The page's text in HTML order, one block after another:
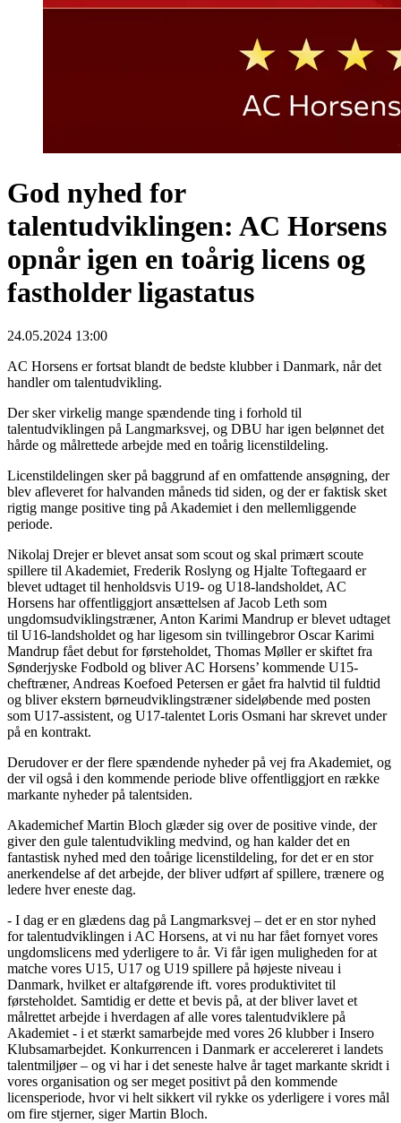
God nyhed for
talentudviklingen: AC Horsens
opnår igen en toårig licens og
fastholder ligastatus
24.05.2024 13:00
AC Horsens er fortsat blandt de bedste klubber i Danmark, når det
handler om talentudvikling.
Der sker virkelig mange spændende ting i forhold til
talentudviklingen på Langmarksvej, og DBU har igen belønnet det
hårde og målrettede arbejde med en toårig licenstildeling.
Licenstildelingen sker på baggrund af en omfattende ansøgning, der
blev afleveret for halvanden måneds tid siden, og der er faktisk sket
rigtig mange positive ting på Akademiet i den mellemliggende
periode.
Nikolaj Drejer er blevet ansat som scout og skal primært scoute
spillere til Akademiet, Frederik Roslyng og Hjalte Toftegaard er
blevet udtaget til henholdsvis U19- og U18-landsholdet, AC
Horsens har offentliggjort ansættelsen af Jacob Leth som
ungdomsudviklingstræner, Anton Karimi Mandrup er blevet udtaget
til U16-landsholdet og har ligesom sin tvillingebror Oscar Karimi
Mandrup fået debut for førsteholdet, Thomas Møller er skiftet fra
Sønderjyske Fodbold og bliver AC Horsens’ kommende U15-
cheftræner, Andreas Koefoed Petersen er gået fra halvtid til fuldtid
og bliver ekstern børneudviklingstræner sideløbende med posten
som U17-assistent, og U17-talentet Loris Osmani har skrevet under
på en kontrakt.
Derudover er der flere spændende nyheder på vej fra Akademiet, og
der vil også i den kommende periode blive offentliggjort en række
markante nyheder på talentsiden.
Akademichef Martin Bloch glæder sig over de positive vinde, der
giver den gule talentudvikling medvind, og han kalder det en
fantastisk nyhed med den toårige licenstildeling, for det er en stor
anerkendelse af det arbejde, der bliver udført af spillere, trænere og
ledere hver eneste dag.
- I dag er en glædens dag på Langmarksvej – det er en stor nyhed
for talentudviklingen i AC Horsens, at vi nu har fået fornyet vores
ungdomslicens med yderligere to år. Vi får igen muligheden for at
matche vores U15, U17 og U19 spillere på højeste niveau i
Danmark, hvilket er altafgørende ift. vores produktivitet til
førsteholdet. Samtidig er dette et bevis på, at der bliver lavet et
målrettet arbejde i hverdagen af alle vores talentudviklere på
Akademiet - i et stærkt samarbejde med vores 26 klubber i Insero
Klubsamarbejdet. Konkurrencen i Danmark er accelereret i landets
talentmiljøer – og vi har i det seneste halve år taget markante skridt i
vores organisation og ser meget positivt på den kommende
licensperiode, hvor vi helt sikkert vil rykke os yderligere i vores mål
om fire stjerner, siger Martin Bloch.